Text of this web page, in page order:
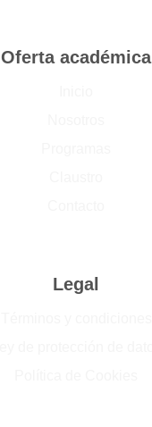
Oferta académica
Legal